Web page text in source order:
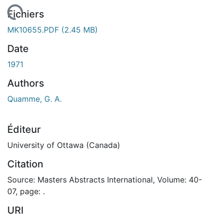
En cours de chargement...
Fichiers
MK10655.PDF (2.45 MB)
Date
1971
Authors
Quamme, G. A.
Éditeur
University of Ottawa (Canada)
Citation
Source: Masters Abstracts International, Volume: 40-
07, page: .
URI